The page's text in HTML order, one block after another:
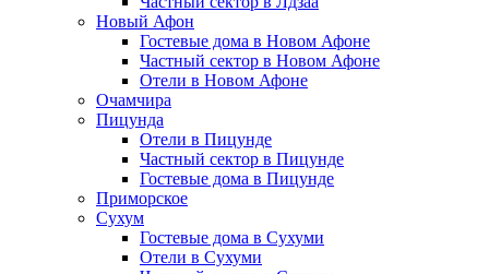
Новый Афон
Гостевые дома в Новом Афоне
Частный сектор в Новом Афоне
Отели в Новом Афоне
Очамчира
Пицунда
Отели в Пицунде
Частный сектор в Пицунде
Гостевые дома в Пицунде
Приморское
Сухум
Гостевые дома в Сухуми
Отели в Сухуми